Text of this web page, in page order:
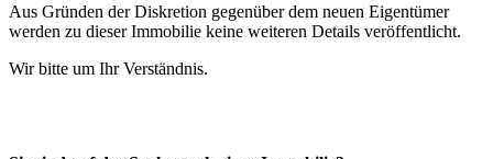
Aus Gründen der Diskretion gegenüber dem neuen Eigentümer
werden zu dieser Immobilie keine weiteren Details veröffentlicht.
Wir bitte um Ihr Verständnis.